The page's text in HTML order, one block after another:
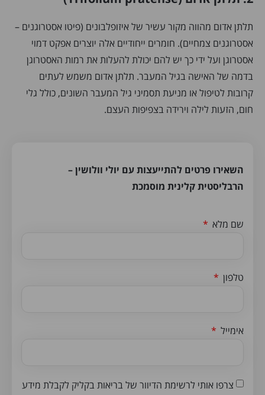
תלתן אדום מהווה מקור עשיר של איזופלבונים (פיטו אסטרוגנים –
אסטרוגנים צמחיים). חומרים ייחודיים אלה יוצרים אפקט דמוי
אסטרוגן ועל ידי כך יש להם יכולת להעלות את רמות האסטרוגן
בדמה של האישה בגיל המעבר. תלתן אדום משמש לעתים
קרובות לטיפול או מניעת תסמיני גיל המעבר השונים, כולל גלי
חום, הזעות לילה וירידה בצפיפות העצם.
השאירו פרטים להתייעצות עם יולי וולושין –
הרבליסטית קלינית מוסמכת
שם מלא
טלפון
אימייל
צרפו אותי לרשימת הדיוור של בריאות בקליק לקבלת מידע